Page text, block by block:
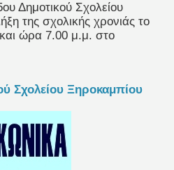
Δημοτικού Σχολείου
της σχολικής χρονιάς το
ώρα 7.00 μ.μ. στο
Σχολείου Ξηροκαμπίου